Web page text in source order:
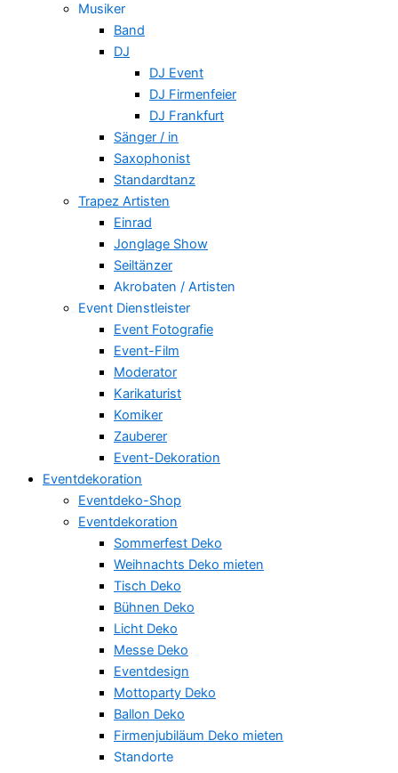
Musiker
Band
DJ
DJ Event
DJ Firmenfeier
DJ Frankfurt
Sänger / in
Saxophonist
Standardtanz
Trapez Artisten
Einrad
Jonglage Show
Seiltänzer
Akrobaten / Artisten
Event Dienstleister
Event Fotografie
Event-Film
Moderator
Karikaturist
Komiker
Zauberer
Event-Dekoration
Eventdekoration
Eventdeko-Shop
Eventdekoration
Sommerfest Deko
Weihnachts Deko mieten
Tisch Deko
Bühnen Deko
Licht Deko
Messe Deko
Eventdesign
Mottoparty Deko
Ballon Deko
Firmenjubiläum Deko mieten
Standorte